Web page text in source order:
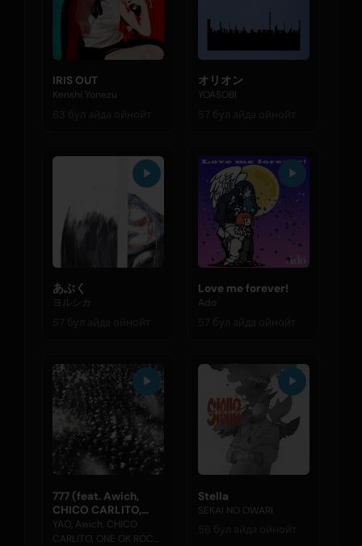
IRIS OUT
Kenshi Yonezu
オリオン
YOASOBI
あぶく
ヨルシカ
Love me forever!
Ado
777 (feat. Awich,
CHICO CARLITO,
ONE OK ROCK &
Paledusk)
YAO, Awich, CHICO
CARLITO, ONE OK ROCK,
Stella
SEKAI NO OWARI